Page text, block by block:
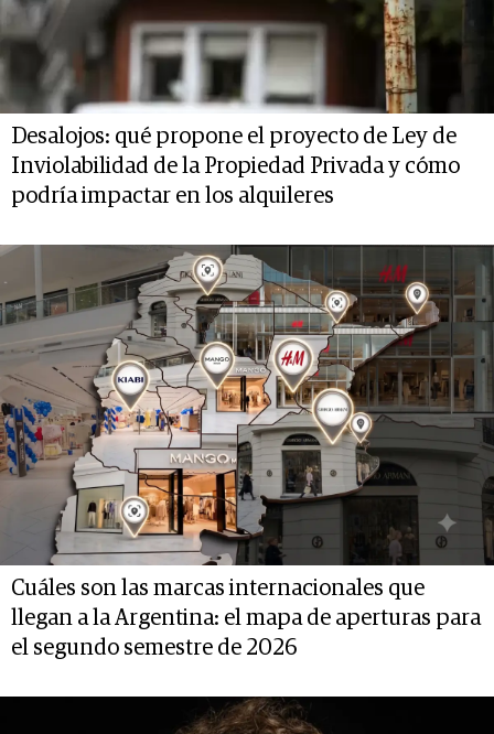
Desalojos: qué propone el proyecto de Ley de
Inviolabilidad de la Propiedad Privada y cómo
podría impactar en los alquileres
Cuáles son las marcas internacionales que
llegan a la Argentina: el mapa de aperturas para
el segundo semestre de 2026